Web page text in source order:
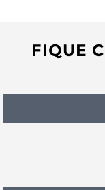
FIQUE